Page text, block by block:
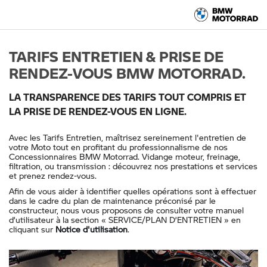
TARIFS ENTRETIEN & PRISE DE
RENDEZ-VOUS BMW MOTORRAD.
LA TRANSPARENCE DES TARIFS TOUT COMPRIS ET
LA PRISE DE RENDEZ-VOUS EN LIGNE.
Avec les Tarifs Entretien, maîtrisez sereinement l'entretien de
votre Moto tout en profitant du professionnalisme de nos
Concessionnaires BMW Motorrad. Vidange moteur, freinage,
filtration, ou transmission : découvrez nos prestations et services
et prenez rendez-vous.
Afin de vous aider à identifier quelles opérations sont à effectuer
dans le cadre du plan de maintenance préconisé par le
constructeur, nous vous proposons de consulter votre manuel
d’utilisateur à la section « SERVICE/PLAN D’ENTRETIEN » en
cliquant sur Notice d'utilisation.